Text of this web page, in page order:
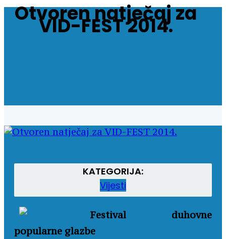
Otvoren natječaj za
VID-FEST 2014.
KATEGORIJA:
Vijesti
Festival duhovne
popularne glazbe